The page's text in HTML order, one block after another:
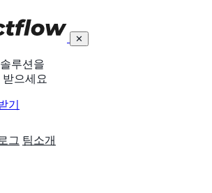
✕
루션을
으세요
기
그 팀소개